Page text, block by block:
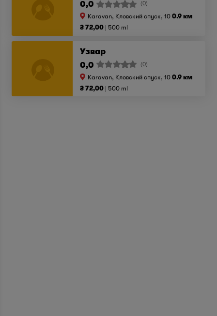
0,0
(0)
Karavan, Кловский спуск, 100.9 км
₴ 72,00
500 ml
Узвар
0,0
(0)
Karavan, Кловский спуск, 100.9 км
₴ 72,00
500 ml